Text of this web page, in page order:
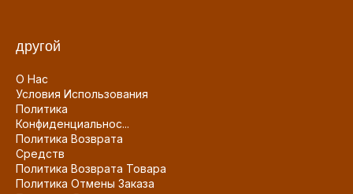
другой
О Нас
Условия Использования
Политика
Конфиденциальнос...
Политика Возврата
Средств
Политика Возврата Товара
Политика Отмены Заказа